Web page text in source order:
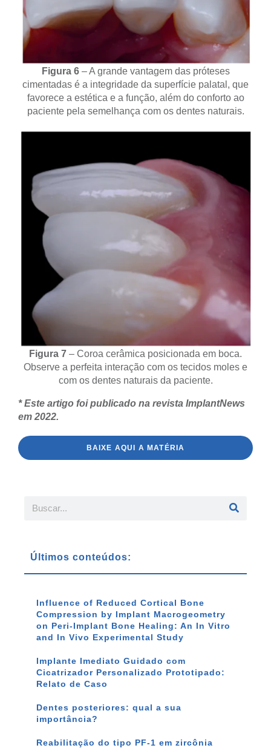
Figura 6– A grande vantagem das próteses
cimentadas é a integridade da superfície palatal, que
favorece a estética e a função, além do conforto ao
paciente pela semelhança com os dentes naturais.
Figura 7 – Coroa cerâmica posicionada em boca.
Observe a perfeita interação com os tecidos moles e
com os dentes naturais da paciente.
* Este artigo foi publicado na revista ImplantNews
em 2022.
BAIXE AQUI A MATÉRIA
Últimos conteúdos:
Influence of Reduced Cortical Bone
Compression by Implant Macrogeometry
on Peri-Implant Bone Healing: An In Vitro
and In Vivo Experimental Study
Implante Imediato Guidado com
Cicatrizador Personalizado Prototipado:
Relato de Caso
Dentes posteriores: qual a sua
importância?
Reabilitação do tipo PF-1 em zircônia